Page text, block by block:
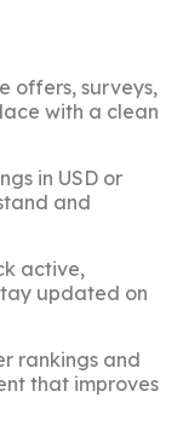
offers, surveys,
with a clean
in USD or
and
active,
updated on
rankings and
that improves